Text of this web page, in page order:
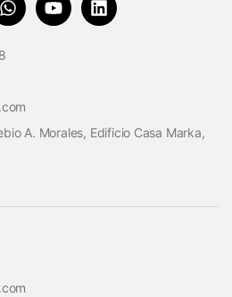
A. Morales, Edificio Casa Marka,